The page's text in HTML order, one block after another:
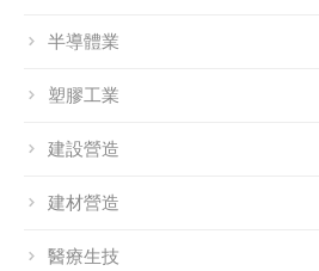
半導體業
塑膠工業
建設營造
建材營造
醫療生技